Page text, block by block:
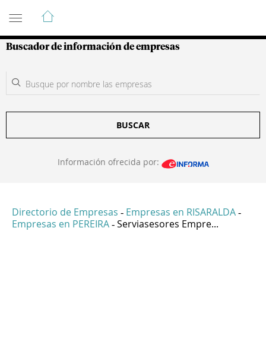
Guía de Empresas Colombianas
Buscador de información de empresas
BUSCAR
Información ofrecida por:
Directorio de Empresas - Empresas en RISARALDA -
Empresas en PEREIRA - Serviasesores Empre...